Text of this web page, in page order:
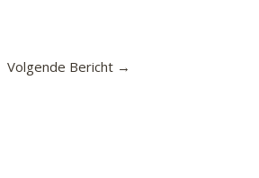
Volgende Bericht →